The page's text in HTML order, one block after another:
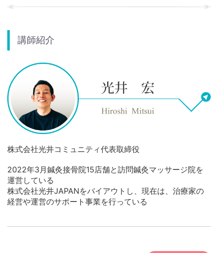
講師紹介
株式会社光井コミュニティ代表取締役
2022年3月鍼灸接骨院15店舗と訪問鍼灸マッサージ院を
運営している
株式会社光井JAPANをバイアウトし、現在は、治療家の
経営や運営のサポート事業を行っている